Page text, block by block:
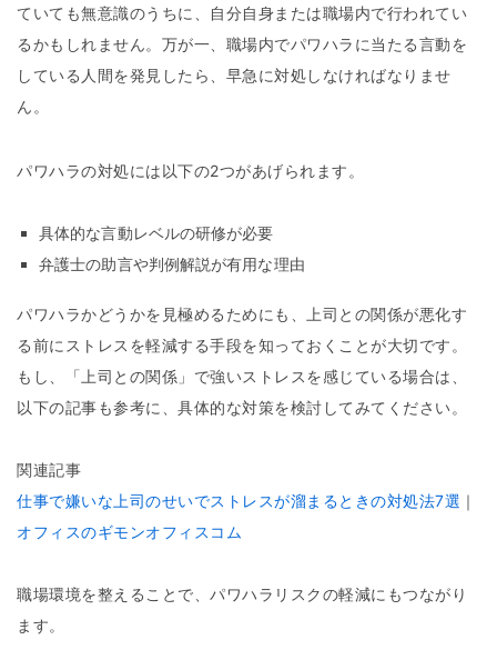
ていても無意識のうちに、自分自身または職場内で行われてい
るかもしれません。万が一、職場内でパワハラに当たる言動を
している人間を発見したら、早急に対処しなければなりませ
ん。
パワハラの対処には以下の2つがあげられます。
具体的な言動レベルの研修が必要
弁護士の助言や判例解説が有用な理由
パワハラかどうかを見極めるためにも、上司との関係が悪化す
る前にストレスを軽減する手段を知っておくことが大切です。
もし、「上司との関係」で強いストレスを感じている場合は、
以下の記事も参考に、具体的な対策を検討してみてください。
関連記事
仕事で嫌いな上司のせいでストレスが溜まるときの対処法7選 ｜
オフィスのギモンオフィスコム
職場環境を整えることで、パワハラリスクの軽減にもつながり
ます。